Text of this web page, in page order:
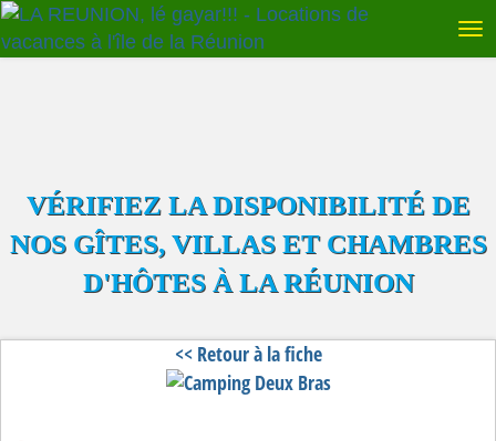
VÉRIFIEZ LA DISPONIBILITÉ DE
NOS GÎTES, VILLAS ET CHAMBRES
D'HÔTES À LA RÉUNION
<< Retour à la fiche